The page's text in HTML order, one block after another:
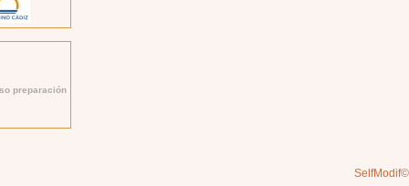
preparación
SelfModif©